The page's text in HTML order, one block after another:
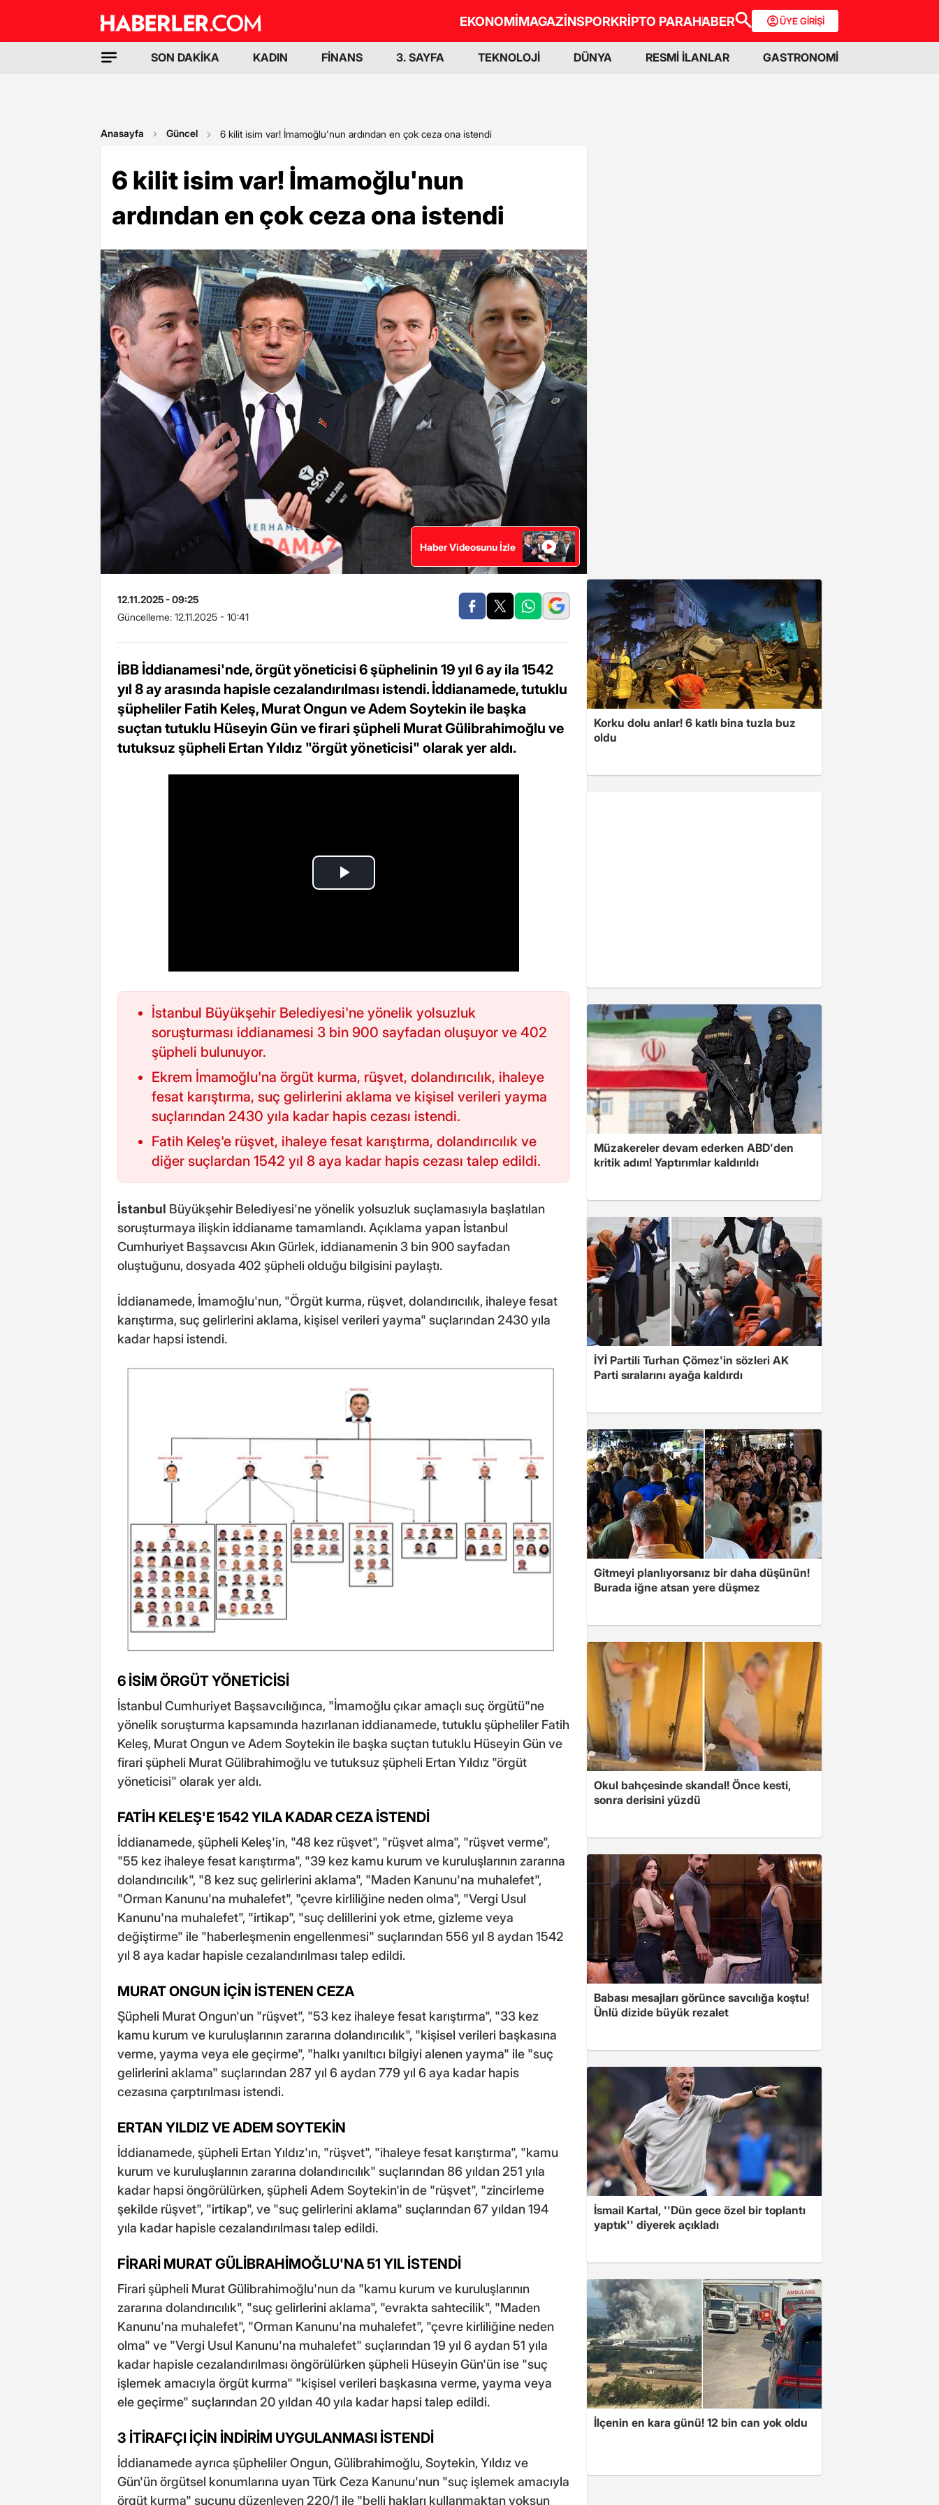
EKONOMİMAGAZİNSPORKRİPTO PARAHABER ÜYE GİRİŞİ
SON DAKİKA KADIN FİNANS 3. SAYFA TEKNOLOJİ DÜNYA RESMİ İLANLAR GASTRONOMİ
Anasayfa Güncel 6 kilit isim var! İmamoğlu'nun ardından en çok ceza ona istendi
6 kilit isim var! İmamoğlu'nun
ardından en çok ceza ona istendi
Haber Videosunu İzle
12.11.2025 - 09:25
Güncelleme: 12.11.2025 - 10:41
İBB İddianamesi'nde, örgüt yöneticisi 6 şüphelinin 19 yıl 6 ay ila 1542
yıl 8 ay arasında hapisle cezalandırılması istendi. İddianamede, tutuklu
şüpheliler Fatih Keleş, Murat Ongun ve Adem Soytekin ile başka
suçtan tutuklu Hüseyin Gün ve firari şüpheli Murat Gülibrahimoğlu ve
tutuksuz şüpheli Ertan Yıldız "örgüt yöneticisi" olarak yer aldı.
İstanbul Büyükşehir Belediyesi'ne yönelik yolsuzluk
soruşturması iddianamesi 3 bin 900 sayfadan oluşuyor ve 402
şüpheli bulunuyor.
Ekrem İmamoğlu'na örgüt kurma, rüşvet, dolandırıcılık, ihaleye
fesat karıştırma, suç gelirlerini aklama ve kişisel verileri yayma
suçlarından 2430 yıla kadar hapis cezası istendi.
Fatih Keleş'e rüşvet, ihaleye fesat karıştırma, dolandırıcılık ve
diğer suçlardan 1542 yıl 8 aya kadar hapis cezası talep edildi.
İstanbul Büyükşehir Belediyesi'ne yönelik yolsuzluk suçlamasıyla başlatılan
soruşturmaya ilişkin iddianame tamamlandı. Açıklama yapan İstanbul
Cumhuriyet Başsavcısı Akın Gürlek, iddianamenin 3 bin 900 sayfadan
oluştuğunu, dosyada 402 şüpheli olduğu bilgisini paylaştı.
İddianamede, İmamoğlu'nun, "Örgüt kurma, rüşvet, dolandırıcılık, ihaleye fesat
karıştırma, suç gelirlerini aklama, kişisel verileri yayma" suçlarından 2430 yıla
kadar hapsi istendi.
6 İSİM ÖRGÜT YÖNETİCİSİ
İstanbul Cumhuriyet Başsavcılığınca, "İmamoğlu çıkar amaçlı suç örgütü"ne
yönelik soruşturma kapsamında hazırlanan iddianamede, tutuklu şüpheliler Fatih
Keleş, Murat Ongun ve Adem Soytekin ile başka suçtan tutuklu Hüseyin Gün ve
firari şüpheli Murat Gülibrahimoğlu ve tutuksuz şüpheli Ertan Yıldız "örgüt
yöneticisi" olarak yer aldı.
FATİH KELEŞ'E 1542 YILA KADAR CEZA İSTENDİ
İddianamede, şüpheli Keleş'in, "48 kez rüşvet", "rüşvet alma", "rüşvet verme",
"55 kez ihaleye fesat karıştırma", "39 kez kamu kurum ve kuruluşlarının zararına
dolandırıcılık", "8 kez suç gelirlerini aklama", "Maden Kanunu'na muhalefet",
"Orman Kanunu'na muhalefet", "çevre kirliliğine neden olma", "Vergi Usul
Kanunu'na muhalefet", "irtikap", "suç delillerini yok etme, gizleme veya
değiştirme" ile "haberleşmenin engellenmesi" suçlarından 556 yıl 8 aydan 1542
yıl 8 aya kadar hapisle cezalandırılması talep edildi.
MURAT ONGUN İÇİN İSTENEN CEZA
Şüpheli Murat Ongun'un "rüşvet", "53 kez ihaleye fesat karıştırma", "33 kez
kamu kurum ve kuruluşlarının zararına dolandırıcılık", "kişisel verileri başkasına
verme, yayma veya ele geçirme", "halkı yanıltıcı bilgiyi alenen yayma" ile "suç
gelirlerini aklama" suçlarından 287 yıl 6 aydan 779 yıl 6 aya kadar hapis
cezasına çarptırılması istendi.
ERTAN YILDIZ VE ADEM SOYTEKİN
İddianamede, şüpheli Ertan Yıldız'ın, "rüşvet", "ihaleye fesat karıştırma", "kamu
kurum ve kuruluşlarının zararına dolandırıcılık" suçlarından 86 yıldan 251 yıla
kadar hapsi öngörülürken, şüpheli Adem Soytekin'in de "rüşvet", "zincirleme
şekilde rüşvet", "irtikap", ve "suç gelirlerini aklama" suçlarından 67 yıldan 194
yıla kadar hapisle cezalandırılması talep edildi.
FİRARİ MURAT GÜLİBRAHİMOĞLU'NA 51 YIL İSTENDİ
Firari şüpheli Murat Gülibrahimoğlu'nun da "kamu kurum ve kuruluşlarının
zararına dolandırıcılık", "suç gelirlerini aklama", "evrakta sahtecilik", "Maden
Kanunu'na muhalefet", "Orman Kanunu'na muhalefet", "çevre kirliliğine neden
olma" ve "Vergi Usul Kanunu'na muhalefet" suçlarından 19 yıl 6 aydan 51 yıla
kadar hapisle cezalandırılması öngörülürken şüpheli Hüseyin Gün'ün ise "suç
işlemek amacıyla örgüt kurma" "kişisel verileri başkasına verme, yayma veya
ele geçirme" suçlarından 20 yıldan 40 yıla kadar hapsi talep edildi.
3 İTİRAFÇI İÇİN İNDİRİM UYGULANMASI İSTENDİ
İddianamede ayrıca şüpheliler Ongun, Gülibrahimoğlu, Soytekin, Yıldız ve
Gün'ün örgütsel konumlarına uyan Türk Ceza Kanunu'nun "suç işlemek amacıyla
örgüt kurma" suçunu düzenleyen 220/1 ile "belli hakları kullanmaktan yoksun
Korku dolu anlar! 6 katlı bina tuzla buz
oldu
Müzakereler devam ederken ABD'den
kritik adım! Yaptırımlar kaldırıldı
İYİ Partili Turhan Çömez'in sözleri AK
Parti sıralarını ayağa kaldırdı
Gitmeyi planlıyorsanız bir daha düşünün!
Burada iğne atsan yere düşmez
Okul bahçesinde skandal! Önce kesti,
sonra derisini yüzdü
Babası mesajları görünce savcılığa koştu!
Ünlü dizide büyük rezalet
İsmail Kartal, ''Dün gece özel bir toplantı
yaptık'' diyerek açıkladı
İlçenin en kara günü! 12 bin can yok oldu